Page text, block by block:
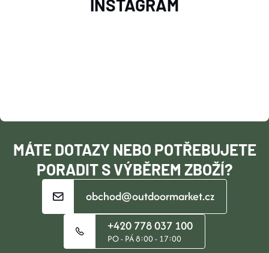
T
MÁTE DOTAZY NEBO POTŘEBUJETE
PORADIT S VÝBĚREM ZBOŽÍ?
obchod@outdoormarket.cz
+420 778 037 100
PO - PÁ 8:00 - 17:00
INSTAGRAM